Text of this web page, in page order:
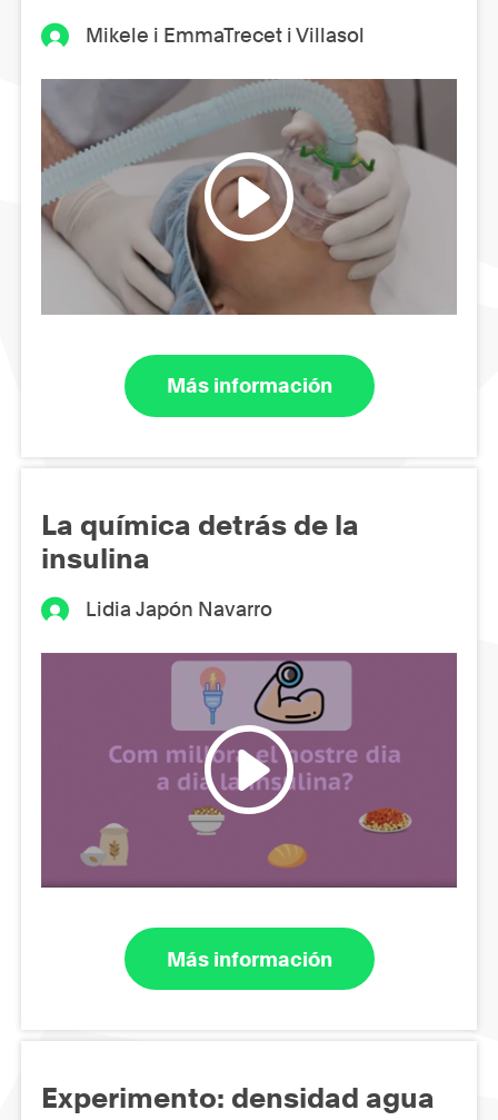
Mikele i EmmaTrecet i Villasol
Más información
La química detrás de la
insulina
Lidia Japón Navarro
Más información
Experimento: densidad agua